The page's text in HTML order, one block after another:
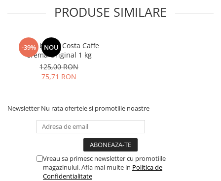
PRODUSE SIMILARE
-39% NOU
Cafea boabe Costa Caffe
Crema Original 1 kg
125,00 RON
75,71 RON
Newsletter Nu rata ofertele si promotiile noastre
Vreau sa primesc newsletter cu promotiile
magazinului. Afla mai multe in Politica de
Confidentialitate